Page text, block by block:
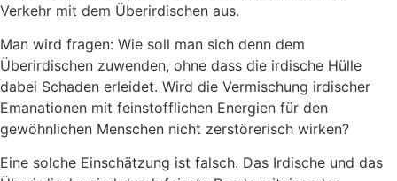
Verkehr mit dem Überirdischen aus.
Man wird fragen: Wie soll man sich denn dem
Überirdischen zuwenden, ohne dass die irdische Hülle
dabei Schaden erleidet. Wird die Vermischung irdischer
Emanationen mit feinstofflichen Energien für den
gewöhnlichen Menschen nicht zerstörerisch wirken?
Eine solche Einschätzung ist falsch. Das Irdische und das